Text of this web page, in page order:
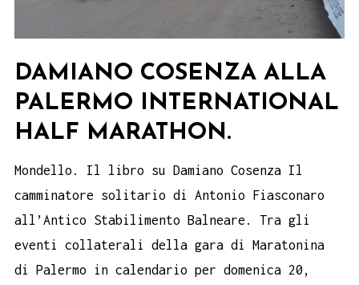
DAMIANO COSENZA ALLA
PALERMO INTERNATIONAL
HALF MARATHON.
Mondello. Il libro su Damiano Cosenza Il
camminatore solitario di Antonio Fiasconaro
all’Antico Stabilimento Balneare. Tra gli
eventi collaterali della gara di Maratonina
di Palermo in calendario per domenica 20,